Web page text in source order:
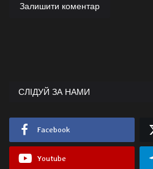
Залишити коментар
СЛІДУЙ ЗА НАМИ
Facebook
Youtube